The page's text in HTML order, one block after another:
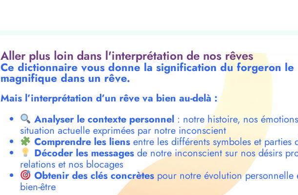
Aller plus loin dans l'interprétation de nos rêves
Ce dictionnaire vous donne la signification du forgeron le
magnifique dans un rêve.
Mais l’interprétation d’un rêve va bien au-delà :
Analyser le contexte personnel: notre histoire, nos
situation actuelle exprimées par notre inconscient
Comprendre les liensentre les différents symboles et parties
Décoder les messagesde notre inconscient sur nos désirs
relations et nos blocages
Obtenir des clés concrètespour notre évolution personnelle
bien-être